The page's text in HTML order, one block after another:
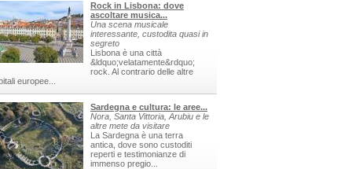
Rock in Lisbona: dove
ascoltare musica...
Una scena musicale
interessante, custodita quasi in
segreto
Lisbona è una città
&ldquo;velatamente&rdquo;
rock. Al contrario delle altre
europee...
Sardegna e cultura: le aree...
Nora, Santa Vittoria, Arubiu e le
altre mete da visitare
La Sardegna è una terra
antica, dove sono custoditi
reperti e testimonianze di
immenso pregio...